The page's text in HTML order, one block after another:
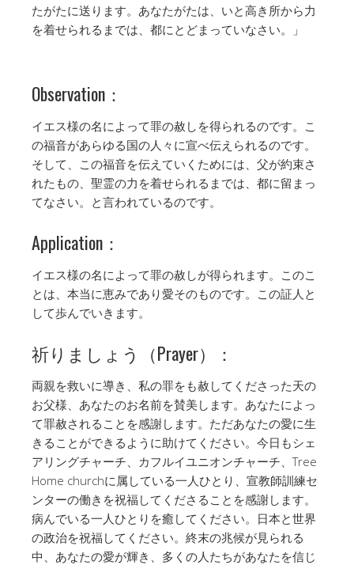
たがたに送ります。あなたがたは、いと高き所から力
を着せられるまでは、都にとどまっていなさい。」
Observation：
イエス様の名によって罪の赦しを得られるのです。こ
の福音があらゆる国の人々に宣べ伝えられるのです。
そして、この福音を伝えていくためには、父が約束さ
れたもの、聖霊の力を着せられるまでは、都に留まっ
てなさい。と言われているのです。
Application：
イエス様の名によって罪の赦しが得られます。このこ
とは、本当に恵みであり愛そのものです。この証人と
して歩んでいきます。
祈りましょう（Prayer）：
両親を救いに導き、私の罪をも赦してくださった天の
お父様、あなたのお名前を賛美します。あなたによっ
て罪赦されることを感謝します。ただあなたの愛に生
きることができるように助けてください。今日もシェ
アリングチャーチ、カフルイユニオンチャーチ、Tree
Home churchに属している一人ひとり、宣教師訓練セ
ンターの働きを祝福してくださることを感謝します。
病んでいる一人ひとりを癒してください。日本と世界
の政治を祝福してください。終末の兆候が見られる
中、あなたの愛が輝き、多くの人たちがあなたを信じ